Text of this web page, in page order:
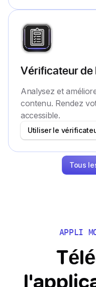
Vérificateur de
Analysez et
contenu. Rendez
accessible.
Utiliser le
Tous
APPLI